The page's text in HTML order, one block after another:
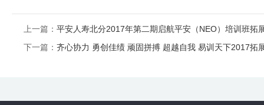
上一篇： 平安人寿北分2017年第二期启航平安（NEO）培训班拓
下一篇： 齐心协力 勇创佳绩 顽固拼搏 超越自我 易训天下2017拓